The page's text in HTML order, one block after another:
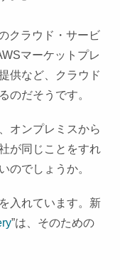
クラウド・サービ
マーケットプレ
供など、クラウド
のだそうです。
オンプレミスから
が同じことをすれ
のでしょうか。
入れています。新
”は、そのための